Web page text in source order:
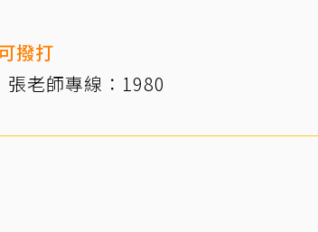
撥打
老師專線：1980